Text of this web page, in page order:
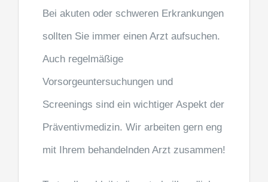
Bei akuten oder schweren Erkrankungen
sollten Sie immer einen Arzt aufsuchen.
Auch regelmäßige
Vorsorgeuntersuchungen und
Screenings sind ein wichtiger Aspekt der
Präventivmedizin. Wir arbeiten gern eng
mit Ihrem behandelnden Arzt zusammen!